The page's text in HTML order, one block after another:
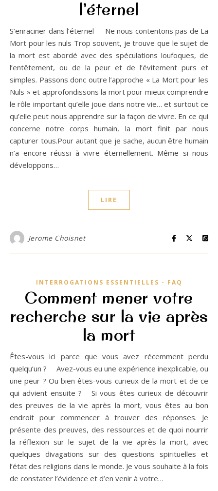
l’éternel
S’enraciner dans l’éternel Ne nous contentons pas de La
Mort pour les nuls Trop souvent, je trouve que le sujet de
la mort est abordé avec des spéculations loufoques, de
l’entêtement, ou de la peur et de l’évitement purs et
simples. Passons donc outre l’approche « La Mort pour les
Nuls » et approfondissons la mort pour mieux comprendre
le rôle important qu’elle joue dans notre vie… et surtout ce
qu’elle peut nous apprendre sur la façon de vivre. En ce qui
concerne notre corps humain, la mort finit par nous
capturer tous.Pour autant que je sache, aucun être humain
n’a encore réussi à vivre éternellement. Même si nous
développons…
LIRE
Jerome Choisnet
INTERROGATIONS ESSENTIELLES - FAQ
Comment mener votre
recherche sur la vie après
la mort
Êtes-vous ici parce que vous avez récemment perdu
quelqu’un ? Avez-vous eu une expérience inexplicable, ou
une peur ? Ou bien êtes-vous curieux de la mort et de ce
qui advient ensuite ? Si vous êtes curieux de découvrir
des preuves de la vie après la mort, vous êtes au bon
endroit pour commencer à trouver des réponses. Je
présente des preuves, des ressources et de quoi nourrir
la réflexion sur le sujet de la vie après la mort, avec
quelques divagations sur des questions spirituelles et
l’état des religions dans le monde. Je vous souhaite à la fois
de constater l’évidence et d’en venir à votre…